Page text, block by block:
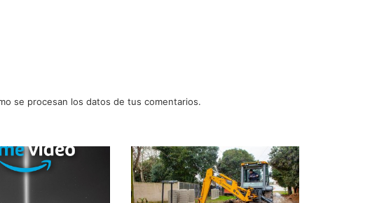
se procesan los datos de tus comentarios.